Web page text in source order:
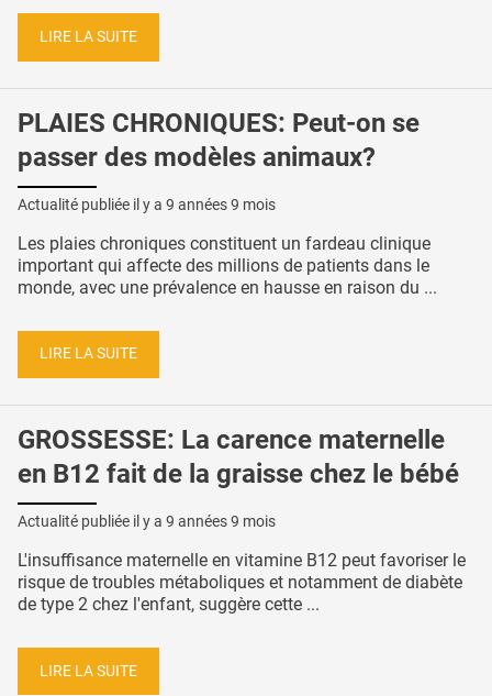
LIRE LA SUITE
PLAIES CHRONIQUES: Peut-on se
passer des modèles animaux?
Actualité publiée il y a 9 années 9 mois
Les plaies chroniques constituent un fardeau clinique
important qui affecte des millions de patients dans le
monde, avec une prévalence en hausse en raison du ...
LIRE LA SUITE
GROSSESSE: La carence maternelle
en B12 fait de la graisse chez le bébé
Actualité publiée il y a 9 années 9 mois
L'insuffisance maternelle en vitamine B12 peut favoriser le
risque de troubles métaboliques et notamment de diabète
de type 2 chez l'enfant, suggère cette ...
LIRE LA SUITE